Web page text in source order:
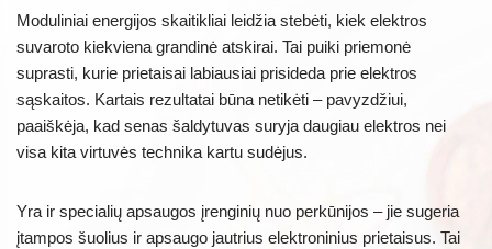
Moduliniai energijos skaitikliai leidžia stebėti, kiek elektros
suvaroto kiekviena grandinė atskirai. Tai puiki priemonė
suprasti, kurie prietaisai labiausiai prisideda prie elektros
sąskaitos. Kartais rezultatai būna netikėti – pavyzdžiui,
paaiškėja, kad senas šaldytuvas suryja daugiau elektros nei
visa kita virtuvės technika kartu sudėjus.
Yra ir specialių apsaugos įrenginių nuo perkūnijos – jie sugeria
įtampos šuolius ir apsaugo jautrius elektroninius prietaisus. Tai